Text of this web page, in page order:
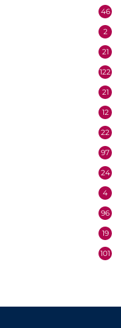
46
2
21
122
21
12
22
97
24
4
96
19
101